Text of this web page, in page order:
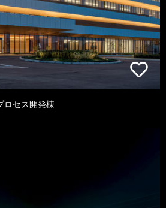
セス開発棟